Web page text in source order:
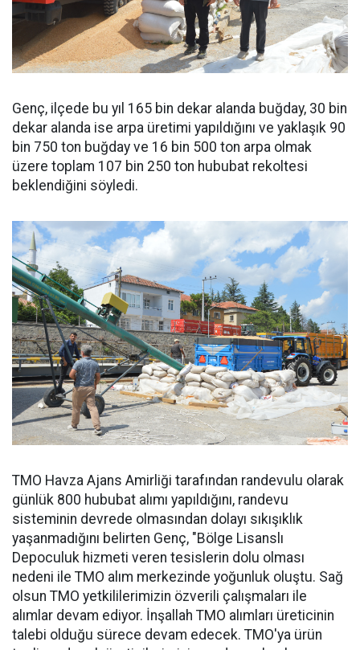
Genç, ilçede bu yıl 165 bin dekar alanda buğday, 30 bin
dekar alanda ise arpa üretimi yapıldığını ve yaklaşık 90
bin 750 ton buğday ve 16 bin 500 ton arpa olmak
üzere toplam 107 bin 250 ton hububat rekoltesi
beklendiğini söyledi.
TMO Havza Ajans Amirliği tarafından randevulu olarak
günlük 800 hububat alımı yapıldığını, randevu
sisteminin devrede olmasından dolayı sıkışıklık
yaşanmadığını belirten Genç, "Bölge Lisanslı
Depoculuk hizmeti veren tesislerin dolu olması
nedeni ile TMO alım merkezinde yoğunluk oluştu. Sağ
olsun TMO yetkililerimizin özverili çalışmaları ile
alımlar devam ediyor. İnşallah TMO alımları üreticinin
talebi olduğu sürece devam edecek. TMO'ya ürün